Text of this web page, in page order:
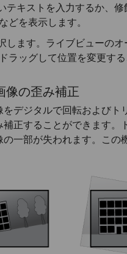
テキストを入力するか、
どを表示します。
します。ライブビューのオ
ラッグして位置を変更する
像の歪み補正
をデジタルで回転およびト
補正することができます。
の一部が失われます。この